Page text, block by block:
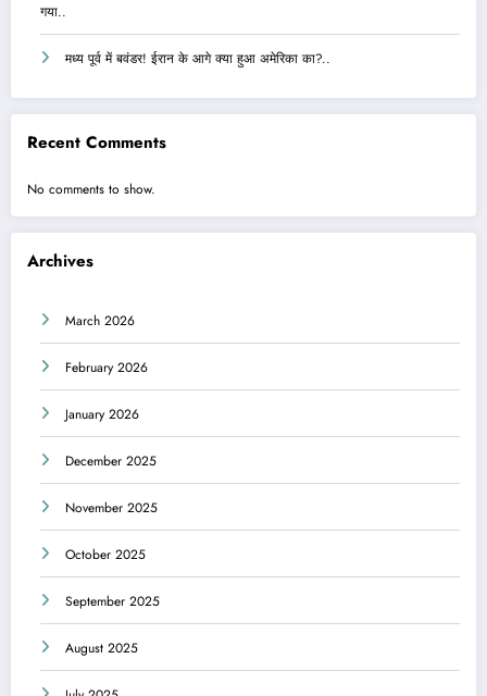
गया..
मध्य पूर्व में बवंडर! ईरान के आगे क्या हुआ अमेरिका का?..
Recent Comments
No comments to show.
Archives
March 2026
February 2026
January 2026
December 2025
November 2025
October 2025
September 2025
August 2025